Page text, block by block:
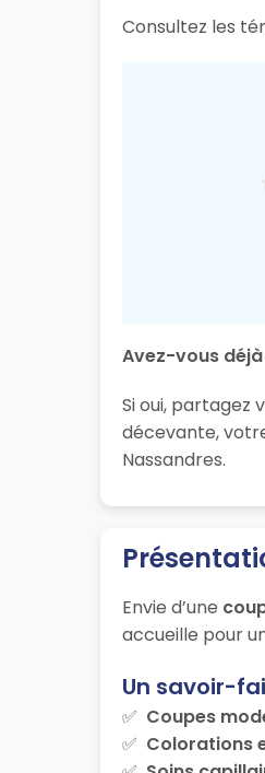
Consultez les
Avez-vous
Si oui, partagez
décevante,
Nassandres.
Envie d’une
accueille pour
Un savoir-
Coupes
Colorations